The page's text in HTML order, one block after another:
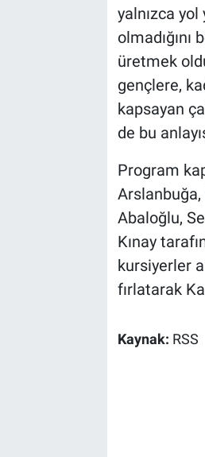
yalnızca
üretmek
gençlere,
kapsayan
de bu
Program
Arslanbuğa,
Abaloğlu,
Kınay
kursiyerler
fırlatarak
Kaynak: RSS